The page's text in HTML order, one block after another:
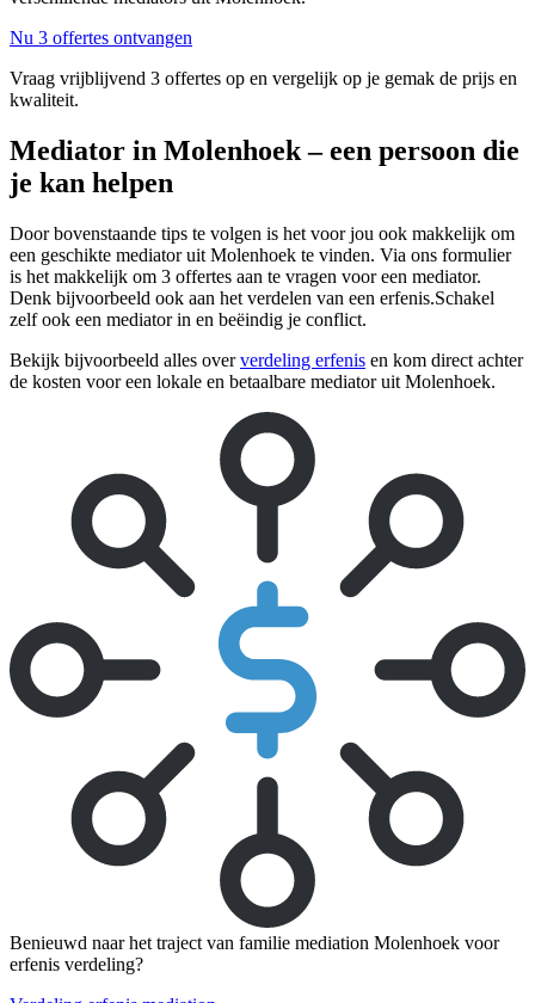
Nu 3 offertes ontvangen
Vraag vrijblijvend 3 offertes op en vergelijk op je gemak de prijs en
kwaliteit.
Mediator in Molenhoek – een persoon die
je kan helpen
Door bovenstaande tips te volgen is het voor jou ook makkelijk om
een geschikte mediator uit Molenhoek te vinden. Via ons formulier
is het makkelijk om 3 offertes aan te vragen voor een mediator.
Denk bijvoorbeeld ook aan het verdelen van een erfenis.Schakel
zelf ook een mediator in en beëindig je conflict.
Bekijk bijvoorbeeld alles oververdeling erfenis en kom direct achter
de kosten voor een lokale en betaalbare mediator uit Molenhoek.
Benieuwd naar het traject van familie mediation Molenhoek voor
erfenis verdeling?